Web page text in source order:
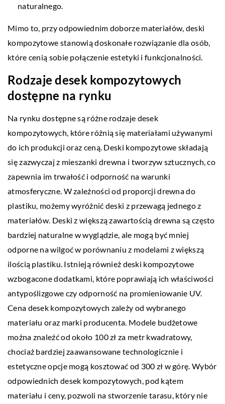
naturalnego.
Mimo to, przy odpowiednim doborze materiałów, deski
kompozytowe stanowią doskonałe rozwiązanie dla osób,
które cenią sobie połączenie estetyki i funkcjonalności.
Rodzaje desek kompozytowych
dostępne na rynku
Na rynku dostępne są różne rodzaje desek
kompozytowych, które różnią się materiałami używanymi
do ich produkcji oraz ceną. Deski kompozytowe składają
się zazwyczaj z mieszanki drewna i tworzyw sztucznych, co
zapewnia im trwałość i odporność na warunki
atmosferyczne. W zależności od proporcji drewna do
plastiku, możemy wyróżnić deski z przewagą jednego z
materiałów. Deski z większą zawartością drewna są często
bardziej naturalne w wyglądzie, ale mogą być mniej
odporne na wilgoć w porównaniu z modelami z większą
ilością plastiku. Istnieją również deski kompozytowe
wzbogacone dodatkami, które poprawiają ich właściwości
antypoślizgowe czy odporność na promieniowanie UV.
Cena desek kompozytowych zależy od wybranego
materiału oraz marki producenta. Modele budżetowe
można znaleźć od około 100 zł za metr kwadratowy,
chociaż bardziej zaawansowane technologicznie i
estetyczne opcje mogą kosztować od 300 zł w górę. Wybór
odpowiednich desek kompozytowych, pod kątem
materiału i ceny, pozwoli na stworzenie tarasu, który nie